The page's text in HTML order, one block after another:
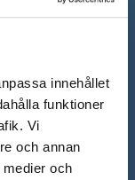
innehållet
funktioner
Vi
och annan
och